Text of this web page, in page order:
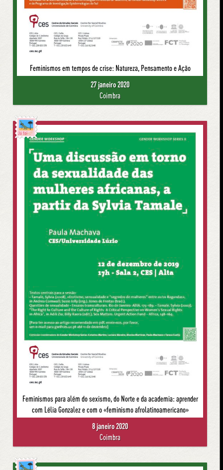
Feminismos em tempos de crise: Natureza, Pensamento e Ação
27 janeiro 2020
Coimbra
Já foi
Feminismos para além do sexismo, do Norte e da academia: aprender
com Lélia Gonzalez e com o «feminismo afrolatinoamericano»
8 janeiro 2020
Coimbra